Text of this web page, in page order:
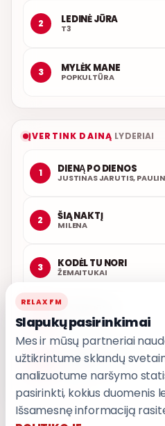
2 LEDINĖ JŪRA
T3
3 MYLĖK MANE
POPKULTŪRA
ĮVERTINK DAINĄ LYDERIAI
1 DIENĄ PO DIENOS
JUSTINAS JARUTIS,
2 ŠIĄ NAKTĮ
MILENA
3 KODĖL TU NORI
ŽEMAITUKAI
T3
5 LEISK PRIPAŽINTI
RELAX FM
Slapukų pasirinkimai
Mes ir mūsų partneriai
užtikrintume sklandų
analizuotume naršymo
pasirinkti, kokius duomenis
Išsamesnę informaciją